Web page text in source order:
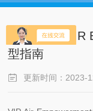
意大利VIP
型指南
更新时间：2023-